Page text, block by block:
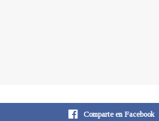
Comparte en Facebook